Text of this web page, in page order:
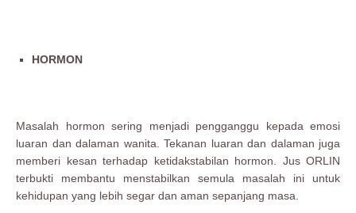
HORMON
Masalah hormon sering menjadi pengganggu kepada emosi
luaran dan dalaman wanita. Tekanan luaran dan dalaman juga
memberi kesan terhadap ketidakstabilan hormon. Jus ORLIN
terbukti membantu menstabilkan semula masalah ini untuk
kehidupan yang lebih segar dan aman sepanjang masa.